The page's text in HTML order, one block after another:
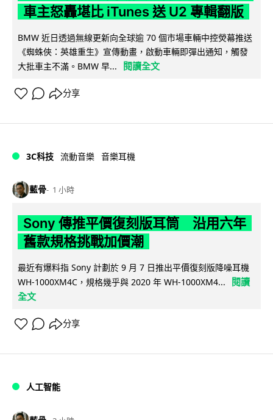
車主怒轟堪比 iTunes 送 U2 專輯翻版
BMW 近日透過無線更新向全球逾 70 個市場車輛中控熒幕推送
《蜘蛛俠：英雄重生》宣傳動畫，啟動車輛即彈出通知，觸發
大批車主不滿。BMW 早...
閱讀全文
分享
3C科技 流動音樂 音樂耳機
藍骨 1 小時
Sony 傳推平價復刻版耳筒 沿用六年
舊款規格挑戰加價潮
最近有爆料指 Sony 計劃於 9 月 7 日推出平價復刻版降噪耳機
WH-1000XM4C，規格幾乎與 2020 年 WH-1000XM4...
閱讀
全文
分享
人工智能